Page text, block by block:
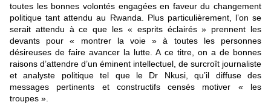
toutes les bonnes volontés engagées en faveur du changement
politique tant attendu au Rwanda. Plus particulièrement, l’on se
serait attendu à ce que les « esprits éclairés » prennent les
devants pour « montrer la voie » à toutes les personnes
désireuses de faire avancer la lutte. A ce titre, on a de bonnes
raisons d’attendre d’un éminent intellectuel, de surcroît journaliste
et analyste politique tel que le Dr Nkusi, qu’il diffuse des
messages pertinents et constructifs censés motiver « les
troupes ».